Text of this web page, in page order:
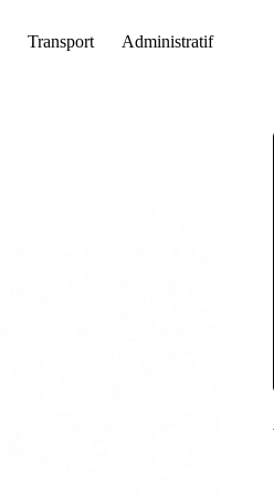
Transport Administratif